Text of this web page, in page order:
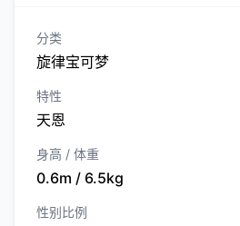
分类
旋律宝可梦
特性
天恩
身高 / 体重
0.6m / 6.5kg
性别比例